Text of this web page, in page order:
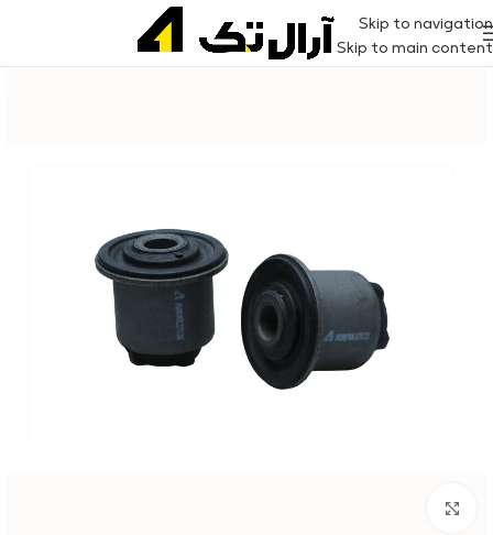
Skip to navigation
Skip to main content